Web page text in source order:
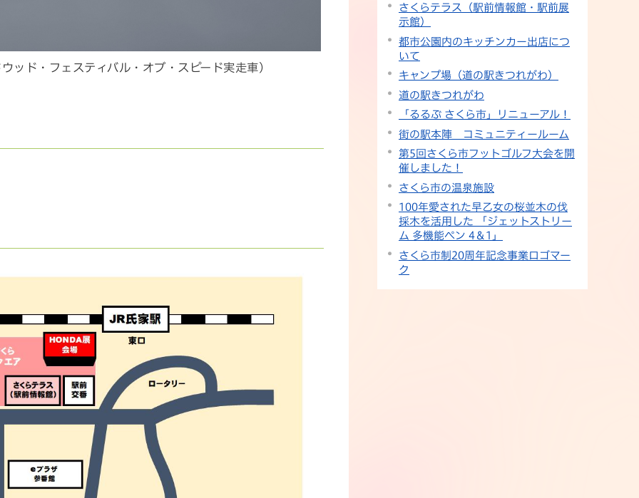
ド・フェスティバル・オブ・スピード実走車）
さくらテラス（駅前情報館・駅前展
示館）
都市公園内のキッチンカー出店につ
いて
キャンプ場（道の駅きつれがわ）
道の駅きつれがわ
「るるぶ さくら市」リニューアル！
街の駅本陣 コミュニティールーム
第5回さくら市フットゴルフ大会を開
催しました！
さくら市の温泉施設
100年愛された早乙女の桜並木の伐
採木を活用した 「ジェットストリー
ム 多機能ペン 4＆1」
さくら市制20周年記念事業ロゴマー
ク